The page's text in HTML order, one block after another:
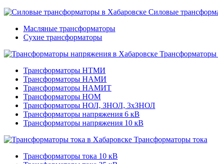
Силовые
Масляные трансформаторы
Сухие трансформаторы
Трансформаторы НТМИ
Трансформаторы НАМИ
Трансформаторы НАМИТ
Трансформаторы НОМ
Трансформаторы НОЛ, ЗНОЛ, 3хЗНОЛ
Трансформаторы напряжения 6 кВ
Трансформаторы напряжения 10 кВ
Трансформаторы тока
Трансформаторы тока 10 кВ